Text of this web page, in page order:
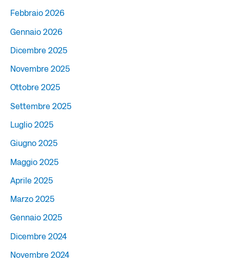
Febbraio 2026
Gennaio 2026
Dicembre 2025
Novembre 2025
Ottobre 2025
Settembre 2025
Luglio 2025
Giugno 2025
Maggio 2025
Aprile 2025
Marzo 2025
Gennaio 2025
Dicembre 2024
Novembre 2024